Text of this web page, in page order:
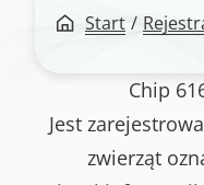
Start /
Chip
Jest
zwierząt